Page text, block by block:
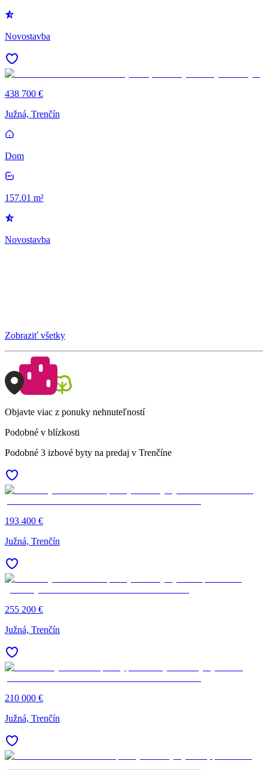
Novostavba
438 700 €
Južná, Trenčín
Dom
157.01 m²
Novostavba
Zobraziť všetky
Objavte viac z ponuky nehnuteľností
Podobné v blízkosti
Podobné 3 izbové byty na predaj v Trenčíne
193 400 €
Južná, Trenčín
255 200 €
Južná, Trenčín
210 000 €
Južná, Trenčín